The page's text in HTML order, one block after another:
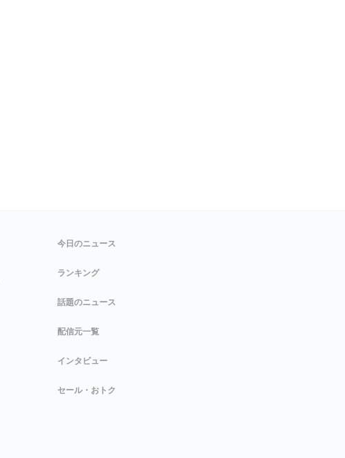
今日のニュース
ランキング
話題のニュース
配信元一覧
インタビュー
セール・おトク